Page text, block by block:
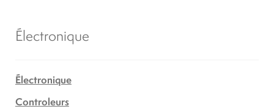
Électronique
Électronique
Controleurs